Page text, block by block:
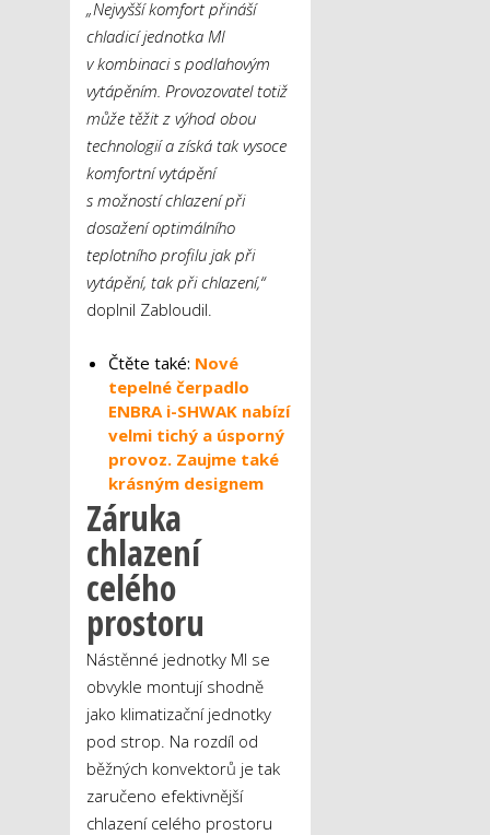
„Nejvyšší komfort přináší
chladicí jednotka MI
v kombinaci s podlahovým
vytápěním. Provozovatel totiž
může těžit z výhod obou
technologií a získá tak vysoce
komfortní vytápění
s možností chlazení při
dosažení optimálního
teplotního profilu jak při
vytápění, tak při chlazení,“
doplnil Zabloudil.
Čtěte také: Nové
tepelné čerpadlo
ENBRA i-SHWAK nabízí
velmi tichý a úsporný
provoz. Zaujme také
krásným designem
Záruka
chlazení
celého
prostoru
Nástěnné jednotky MI se
obvykle montují shodně
jako klimatizační jednotky
pod strop. Na rozdíl od
běžných konvektorů je tak
zaručeno efektivnější
chlazení celého prostoru